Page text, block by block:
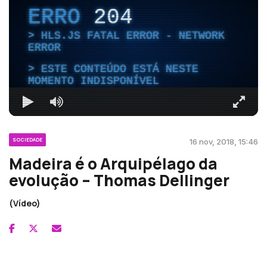
ERRO204
HLS.JS FATAL ERROR - NETWORK
ERROR
ESTE CONTEÚDO ESTÁ NESTE
MOMENTO INDISPONÍVEL
SOCIEDADE 16 nov, 2018, 15:46
Madeira é o Arquipélago da
evolução – Thomas Dellinger
(Vídeo)